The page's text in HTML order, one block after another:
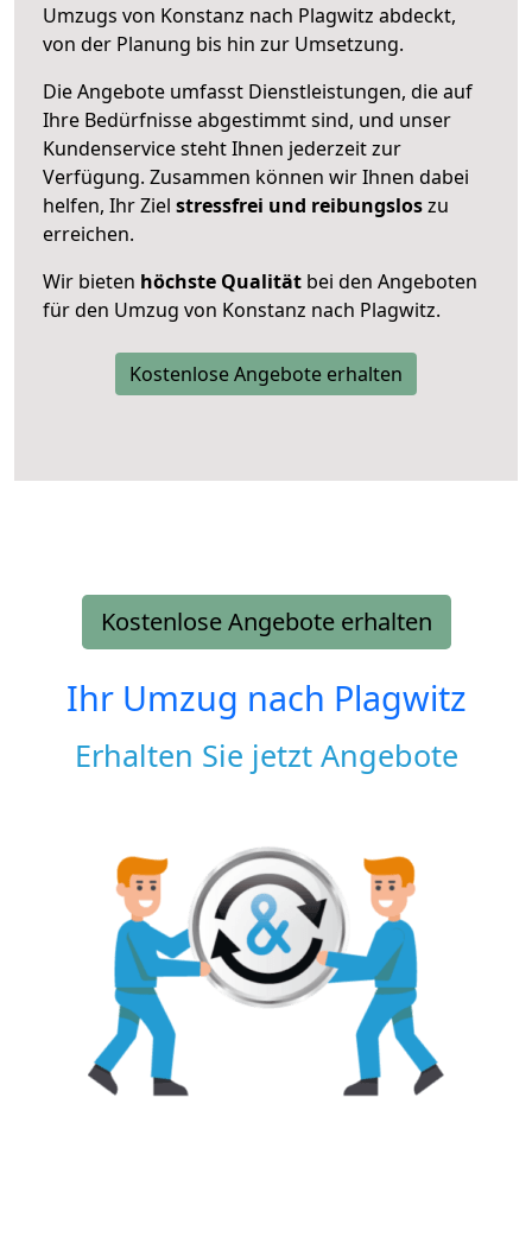
Umzugs von Konstanz nach Plagwitz abdeckt,
von der Planung bis hin zur Umsetzung.
Die Angebote umfasst Dienstleistungen, die auf
Ihre Bedürfnisse abgestimmt sind, und unser
Kundenservice steht Ihnen jederzeit zur
Verfügung. Zusammen können wir Ihnen dabei
helfen, Ihr Ziel stressfrei und reibungsloszu
erreichen.
Wir bieten höchste Qualität bei den Angeboten
für den Umzug von Konstanz nach Plagwitz.
Kostenlose Angebote erhalten
Kostenlose Angebote erhalten
Ihr Umzug nach Plagwitz
Erhalten Sie jetzt Angebote